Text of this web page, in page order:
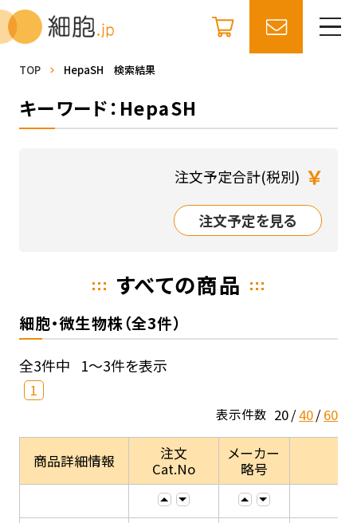
TOP HepaSH 検索結果
キーワード：HepaSH
注文予定合計(税別) ￥
注文予定を見る
すべての商品
細胞・微生物株（全3件）
全3件中 1～3件を表示
1
表示件数 20 40 60
商品詳細情報
注文
Cat.No
メーカー
略号